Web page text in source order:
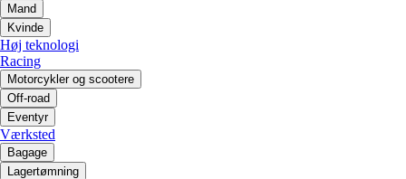
Mand
Kvinde
Høj teknologi
Racing
Motorcykler og scootere
Off-road
Eventyr
Værksted
Bagage
Lagertømning